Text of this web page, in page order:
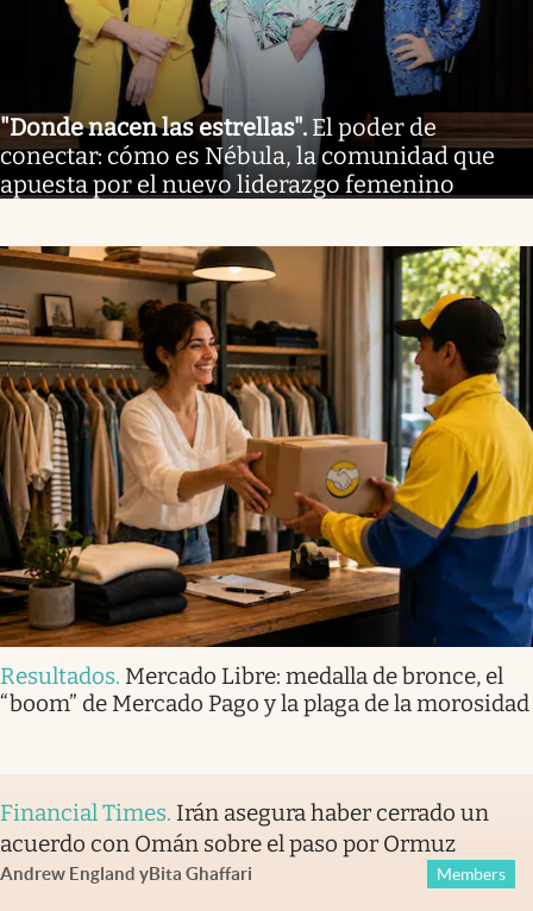
"Donde nacen las estrellas". El poder de
conectar: cómo es Nébula, la comunidad que
apuesta por el nuevo liderazgo femenino
Resultados. Mercado Libre: medalla de bronce, el
“boom” de Mercado Pago y la plaga de la morosidad
Financial Times. Irán asegura haber cerrado un
acuerdo con Omán sobre el paso por Ormuz
Andrew England yBita Ghaffari Members